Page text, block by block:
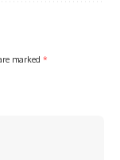
marked *